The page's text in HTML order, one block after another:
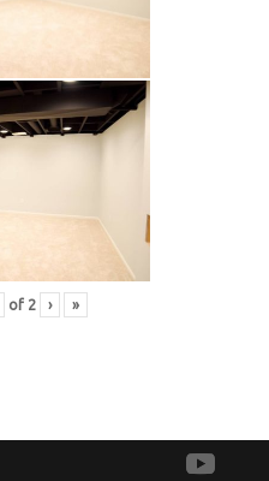
of 2 › »